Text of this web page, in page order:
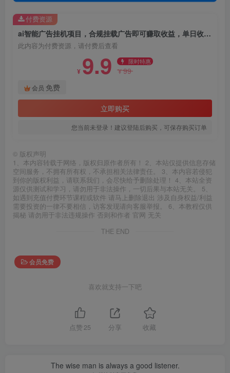
ai智能广告挂机项目，合规挂载广告即可赚取收益，单日收益可达400～500+
此内容为付费资源，请付费后查看
¥ 9.9 限时特惠
¥99
会员 免费
立即购买
您当前未登录！建议登陆后购买，可保存购买订单
付费资源
© 版权声明
1、本内容转载于网络，版权归原作者所有！ 2、本站仅提供信息存储
空间服务，不拥有所有权，不承担相关法律责任。 3、本内容若侵犯
到你的版权利益，请联系我们，会尽快给予删除处理！ 4、本站全资
源仅供测试和学习，请勿用于非法操作，一切后果与本站无关。 5、
如遇到充值付费环节课程或软件 请马上删除退出 涉及自身权益/利益
需要投资的一律不要相信，访客发现请向客服举报。 6、本教程仅供
揭秘 请勿用于非法违规操作 否则和作者 官网 无关
THE END
会员免费
喜欢就支持一下吧
点赞 25 分享 收藏
The wise man is always a good listener.